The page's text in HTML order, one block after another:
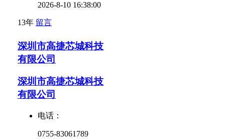
2026-8-10 16:38:00
13年 留言
深圳市高捷芯城科技
有限公司
深圳市高捷芯城科技
有限公司
电话：
0755-83061789